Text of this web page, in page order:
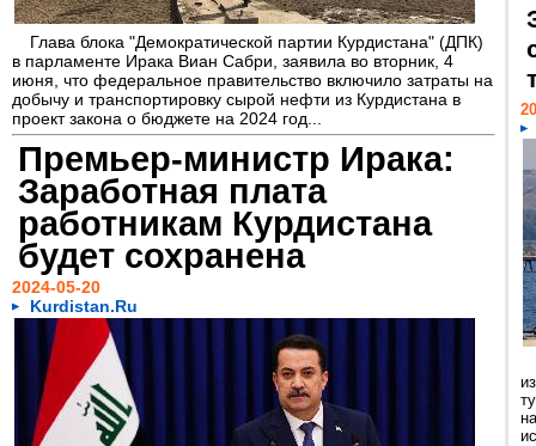
Глава блока "Демократической партии Курдистана" (ДПК)
в парламенте Ирака Виан Сабри, заявила во вторник, 4
июня, что федеральное правительство включило затраты на
добычу и транспортировку сырой нефти из Курдистана в
проект закона о бюджете на 2024 год...
Премьер-министр Ирака:
Заработная плата
работникам Курдистана
будет сохранена
2024-05-20
Kurdistan.Ru